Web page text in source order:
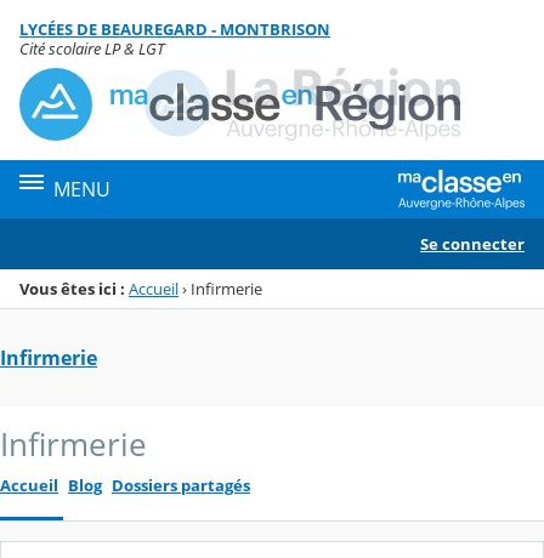
Menu de la rubrique
Contenu
LYCÉES DE BEAUREGARD - MONTBRISON
Cité scolaire LP & LGT
MENU
Se connecter
Vous êtes ici : Accueil› Infirmerie
Infirmerie
Infirmerie
Accueil Blog Dossiers partagés